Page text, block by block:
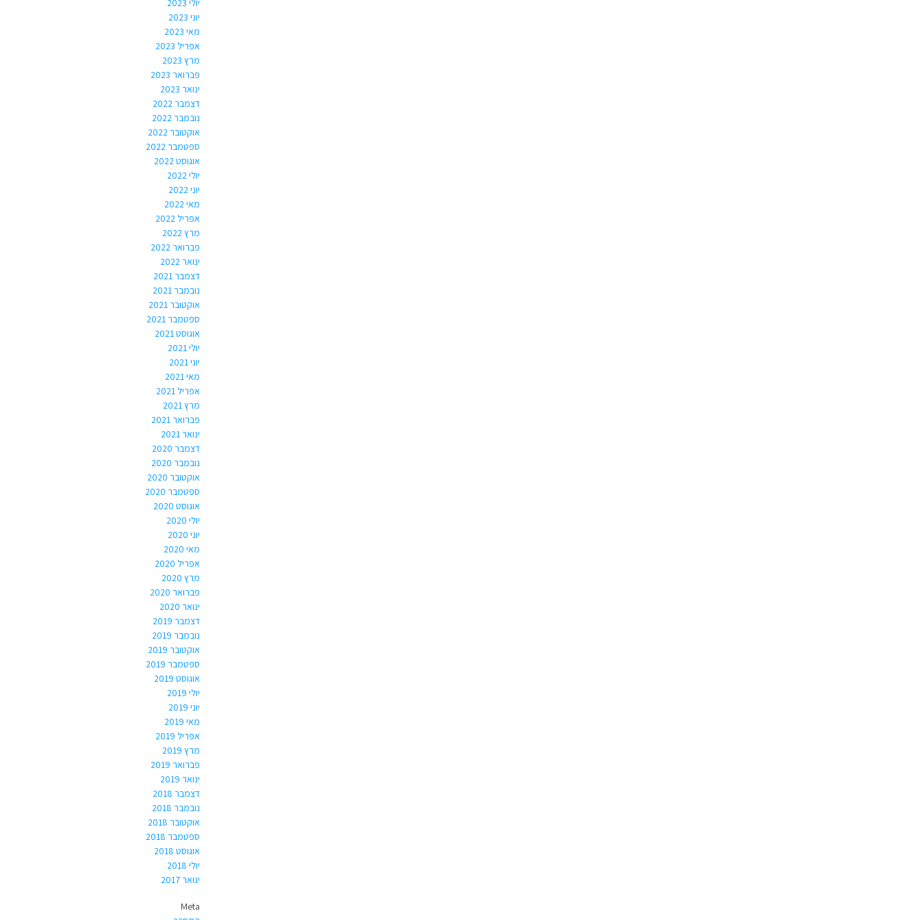
יוני 2023
מאי 2023
אפריל 2023
מרץ 2023
פברואר 2023
ינואר 2023
דצמבר 2022
נובמבר 2022
אוקטובר 2022
ספטמבר 2022
אוגוסט 2022
יולי 2022
יוני 2022
מאי 2022
אפריל 2022
מרץ 2022
פברואר 2022
ינואר 2022
דצמבר 2021
נובמבר 2021
אוקטובר 2021
ספטמבר 2021
אוגוסט 2021
יולי 2021
יוני 2021
מאי 2021
אפריל 2021
מרץ 2021
פברואר 2021
ינואר 2021
דצמבר 2020
נובמבר 2020
אוקטובר 2020
ספטמבר 2020
אוגוסט 2020
יולי 2020
יוני 2020
מאי 2020
אפריל 2020
מרץ 2020
פברואר 2020
ינואר 2020
דצמבר 2019
נובמבר 2019
אוקטובר 2019
ספטמבר 2019
אוגוסט 2019
יולי 2019
יוני 2019
מאי 2019
אפריל 2019
מרץ 2019
פברואר 2019
ינואר 2019
דצמבר 2018
נובמבר 2018
אוקטובר 2018
ספטמבר 2018
אוגוסט 2018
יולי 2018
ינואר 2017
Meta